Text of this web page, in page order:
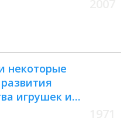
некоторые
игрушек и
ими в